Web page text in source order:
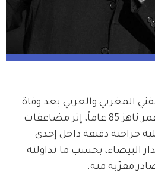
المغربي والعربي بعد وفاة
عبد الوهاب الدكالي عن عمر ناهز 85 عاماً، إثر مضاعفات
جراحية دقيقة داخل إحدى
البيضاء، بحسب ما تداولته
مقرّبة منه.